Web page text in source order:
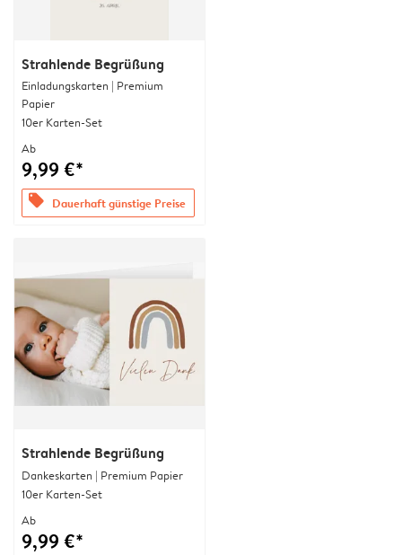
Strahlende Begrüßung
Einladungskarten | Premium
Papier
10er Karten-Set
Ab
9,99 €*
offers Dauerhaft günstige Preise
Strahlende Begrüßung
Dankeskarten | Premium Papier
10er Karten-Set
Ab
9,99 €*